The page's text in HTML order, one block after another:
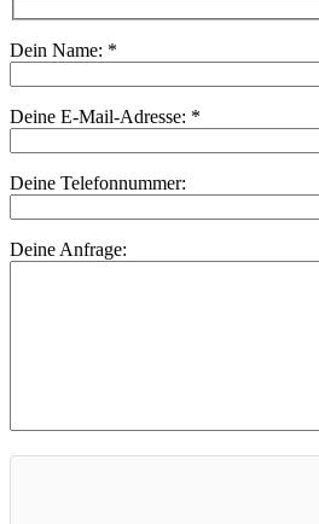
Dein Name: *
Deine E-Mail-Adresse: *
Deine Telefonnummer:
Deine Anfrage: